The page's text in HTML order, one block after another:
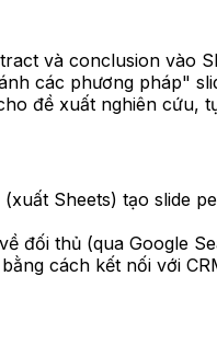
và conclusion vào
các phương pháp"
đề xuất nghiên cứu,
Sheets) tạo slide
đối thủ (qua Google
cách kết nối với